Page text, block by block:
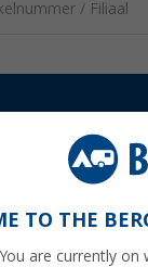
& praktische
TO THE
You are currently on